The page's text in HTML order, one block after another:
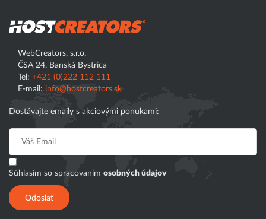
WebCreators, s.r.o.
ČSA 24, Banská Bystrica
Tel: +421 (0)222 112 111
E-mail: info@hostcreators.sk
Dostávajte emaily s akciovými ponukami:
Súhlasím so spracovaním osobných údajov
Odoslať